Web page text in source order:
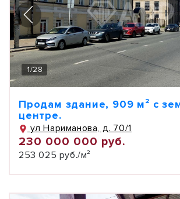
1/28
Продам здание, 909 м² с
центре.
ул Нариманова, д. 70/1
230 000 000 руб.
253 025 руб./м²